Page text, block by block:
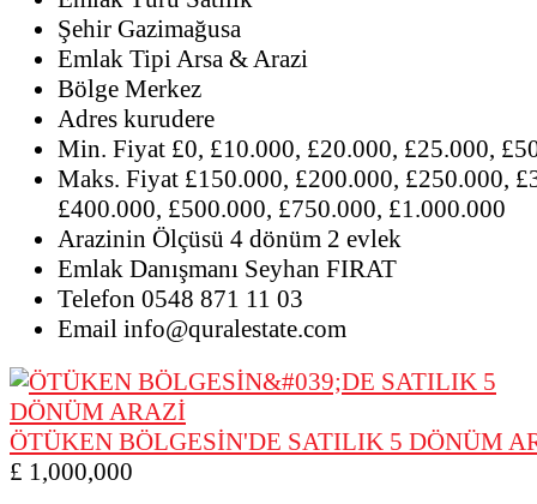
Şehir Gazimağusa
Emlak TipiArsa & Arazi
Bölge Merkez
Adres kurudere
Min. Fiyat £0, £10.000, £20.000, £25.000,
Maks. Fiyat £150.000, £200.000, £250.000,
£400.000, £500.000, £750.000, £1.000.000
Arazinin Ölçüsü 4 dönüm 2 evlek
Emlak Danışmanı Seyhan FIRAT
Telefon 0548 871 11 03
Email info@quralestate.com
ÖTÜKEN BÖLGESİN'DE SATILIK 5 DÖNÜM
£ 1,000,000